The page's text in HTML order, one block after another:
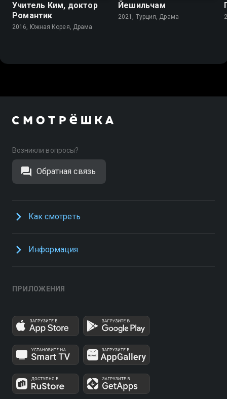
Учитель Ким, доктор
Романтик
2016, Южная Корея, Драма
Йешильчам
2021, Турция, Драма
Возникли вопросы?
Обратная связь
Как смотреть
Информация
ПРИЛОЖЕНИЯ